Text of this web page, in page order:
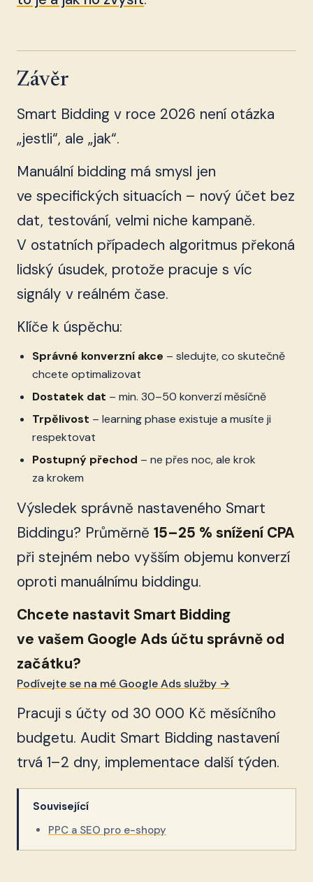
Závěr
Smart Bidding v roce 2026 není otázka
„jestli“, ale „jak“.
Manuální bidding má smysl jen
ve specifických situacích – nový účet bez
dat, testování, velmi niche kampaně.
V ostatních případech algoritmus překoná
lidský úsudek, protože pracuje s víc
signály v reálném čase.
Klíče k úspěchu:
Správné konverzní akce – sledujte, co skutečně
chcete optimalizovat
Dostatek dat – min. 30–50 konverzí měsíčně
Trpělivost – learning phase existuje a musíte ji
respektovat
Postupný přechod – ne přes noc, ale krok
za krokem
Výsledek správně nastaveného Smart
Biddingu? Průměrně 15–25 % snížení CPA
při stejném nebo vyšším objemu konverzí
oproti manuálnímu biddingu.
Chcete nastavit Smart Bidding
ve vašem Google Ads účtu správně od
začátku?
Podívejte se na mé Google Ads služby →
Pracuji s účty od 30 000 Kč měsíčního
budgetu. Audit Smart Bidding nastavení
trvá 1–2 dny, implementace další týden.
Související
PPC a SEO pro e-shopy